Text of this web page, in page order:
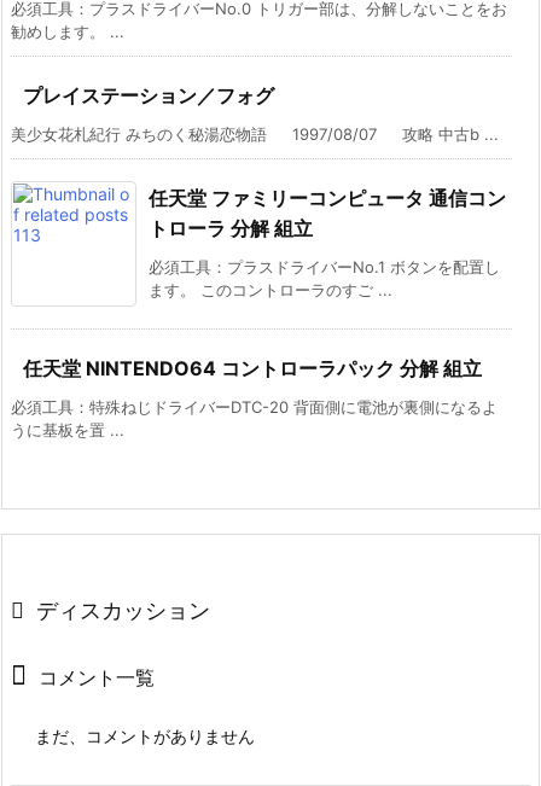
必須工具：プラスドライバーNo.0 トリガー部は、分解しないことをお
勧めします。 ...
プレイステーション／フォグ
美少女花札紀行 みちのく秘湯恋物語 1997/08/07 攻略 中古b ...
任天堂 ファミリーコンピュータ 通信コン
トローラ 分解 組立
必須工具：プラスドライバーNo.1 ボタンを配置し
ます。 このコントローラのすご ...
任天堂 NINTENDO64 コントローラパック 分解 組立
必須工具：特殊ねじドライバーDTC-20 背面側に電池が裏側になるよ
うに基板を置 ...
ディスカッション
コメント一覧
まだ、コメントがありません